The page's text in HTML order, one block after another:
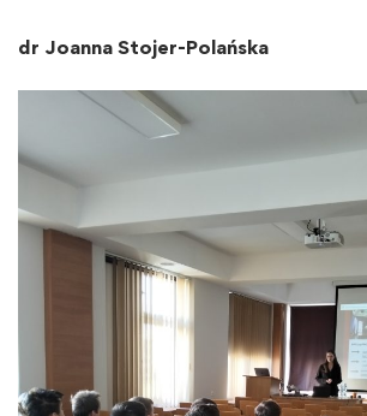
dr Joanna Stojer-Polańska